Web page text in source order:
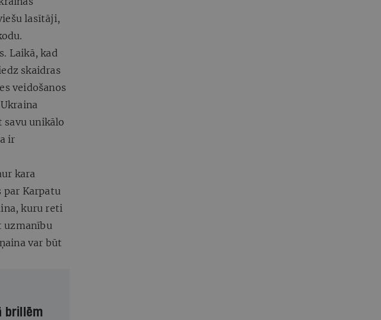
lasītāji,
Laikā, kad
skaidras
veidošanos
unikālo
ir
kara
par Karpatu
kuru reti
uzmanību
var būt
brillēm